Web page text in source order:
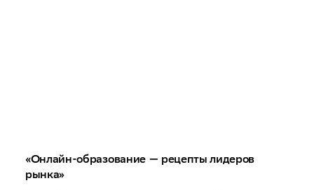
«Онлайн-образование — рецепты лидеров
рынка»